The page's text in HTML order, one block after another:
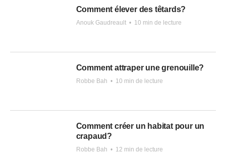
Comment élever des têtards?
Anouk Gaudreault • 10 min de lecture
Comment attraper une grenouille?
Robbe Bah • 10 min de lecture
Comment créer un habitat pour un
crapaud?
Robbe Bah • 12 min de lecture